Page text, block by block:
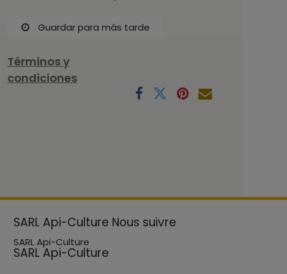
Guardar para más tarde
Términos y
condiciones
SARL Api-Culture Nous suivre
SARL Api-Culture
SARL Api-Culture